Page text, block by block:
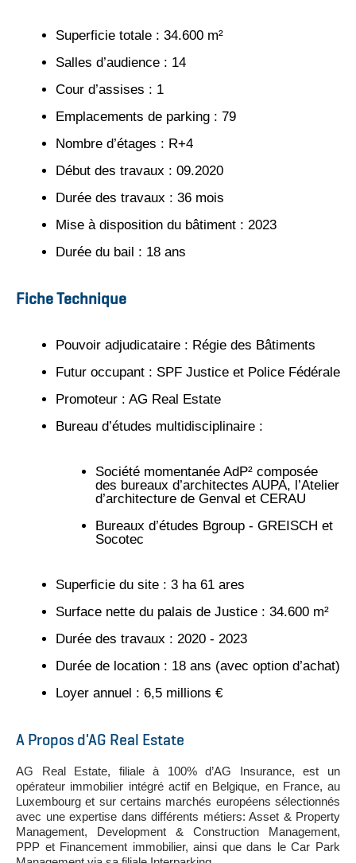
Superficie totale : 34.600 m²
Salles d’audience : 14
Cour d’assises : 1
Emplacements de parking : 79
Nombre d’étages : R+4
Début des travaux : 09.2020
Durée des travaux : 36 mois
Mise à disposition du bâtiment : 2023
Durée du bail : 18 ans
Fiche Technique
Pouvoir adjudicataire : Régie des Bâtiments
Futur occupant : SPF Justice et Police Fédérale
Promoteur : AG Real Estate
Bureau d’études multidisciplinaire :
Société momentanée AdP² composée
des bureaux d’architectes AUPA, l’Atelier
d’architecture de Genval et CERAU
Bureaux d’études Bgroup - GREISCH et
Socotec
Superficie du site : 3 ha 61 ares
Surface nette du palais de Justice : 34.600 m²
Durée des travaux : 2020 - 2023
Durée de location : 18 ans (avec option d’achat)
Loyer annuel : 6,5 millions €
A Propos d'AG Real Estate
AG Real Estate, filiale à 100% d’AG Insurance, est un
opérateur immobilier intégré actif en Belgique, en France, au
Luxembourg et sur certains marchés européens sélectionnés
avec une expertise dans différents métiers: Asset & Property
Management, Development & Construction Management,
PPP et Financement immobilier, ainsi que dans le Car Park